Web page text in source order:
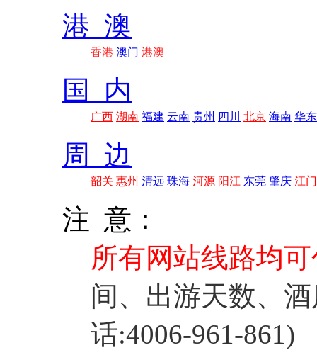
港 澳
香港 澳门 港澳
国 内
广西 湖南 福建 云南 贵州 四川 北京 海南 华东
周 边
韶关 惠州 清远 珠海 河源 阳江 东莞 肇庆 江门
注 意：
所有网站线路均
间、出游天数、
话:4006-961-861)